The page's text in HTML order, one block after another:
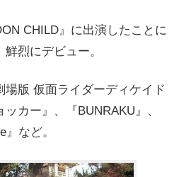
CHILD』に出演したことに
烈にデビュー。
版 仮面ライダーディケイド
カー』、『BUNRAKU』、
』など。